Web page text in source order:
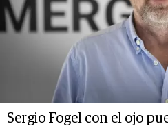
Sergio Fogel con el ojo